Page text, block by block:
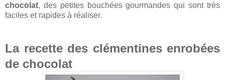
chocolat, des petites bouchées gourmandes qui sont très
faciles et rapides à réaliser.
La recette des clémentines enrobées
de chocolat